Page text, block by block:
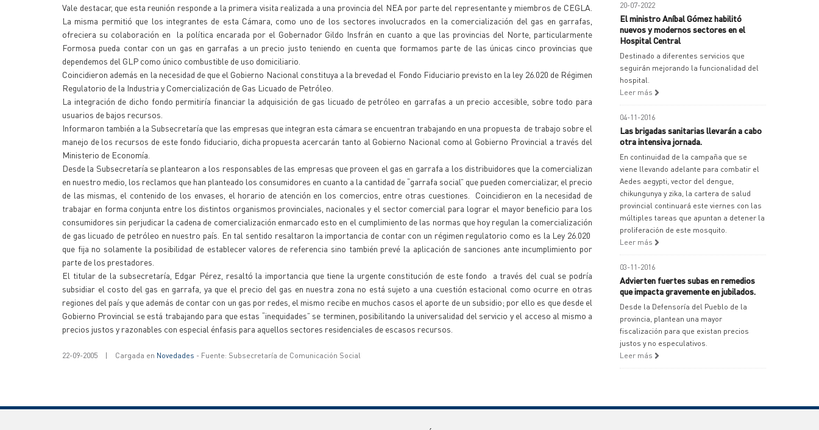
Vale destacar, que esta reunión responde a la primera visita realizada a una provincia del NEA por parte del representante y miembros de CEGLA.
La misma permitió que los integrantes de esta Cámara, como uno de los sectores involucrados en la comercialización del gas en garrafas,
ofreciera su colaboración en la política encarada por el Gobernador Gildo Insfrán en cuanto a que las provincias del Norte, particularmente
Formosa pueda contar con un gas en garrafas a un precio justo teniendo en cuenta que formamos parte de las únicas cinco provincias que
dependemos del GLP como único combustible de uso domiciliario.
Coincidieron además en la necesidad de que el Gobierno Nacional constituya a la brevedad el Fondo Fiduciario previsto en la ley 26.020 de Régimen
Regulatorio de la Industria y Comercialización de Gas Licuado de Petróleo.
La integración de dicho fondo permitiría financiar la adquisición de gas licuado de petróleo en garrafas a un precio accesible, sobre todo para
usuarios de bajos recursos.
Informaron también a la Subsecretaría que las empresas que integran esta cámara se encuentran trabajando en una propuesta de trabajo sobre el
manejo de los recursos de este fondo fiduciario, dicha propuesta acercarán tanto al Gobierno Nacional como al Gobierno Provincial a través del
Ministerio de Economía.
Desde la Subsecretaría se plantearon a los responsables de las empresas que proveen el gas en garrafa a los distribuidores que la comercializan
en nuestro medio, los reclamos que han planteado los consumidores en cuanto a la cantidad de “garrafa social” que pueden comercializar, el precio
de las mismas, el contenido de los envases, el horario de atención en los comercios, entre otras cuestiones. Coincidieron en la necesidad de
trabajar en forma conjunta entre los distintos organismos provinciales, nacionales y el sector comercial para lograr el mayor beneficio para los
consumidores sin perjudicar la cadena de comercialización enmarcado esto en el cumplimiento de las normas que hoy regulan la comercialización
de gas licuado de petróleo en nuestro país. En tal sentido resaltaron la importancia de contar con un régimen regulatorio como es la Ley 26.020
que fija no solamente la posibilidad de establecer valores de referencia sino también prevé la aplicación de sanciones ante incumplimiento por
parte de los prestadores.
El titular de la subsecretaría, Edgar Pérez, resaltó la importancia que tiene la urgente constitución de este fondo a través del cual se podría
subsidiar el costo del gas en garrafa, ya que el precio del gas en nuestra zona no está sujeto a una cuestión estacional como ocurre en otras
regiones del país y que además de contar con un gas por redes, el mismo recibe en muchos casos el aporte de un subsidio; por ello es que desde el
Gobierno Provincial se está trabajando para que estas “inequidades” se terminen, posibilitando la universalidad del servicio y el acceso al mismo a
precios justos y razonables con especial énfasis para aquellos sectores residenciales de escasos recursos.
22-09-2005 | Cargada en Novedades - Fuente: Subsecretaría de Comunicación Social
20-07-2022
El ministro Aníbal Gómez habilitó
nuevos y modernos sectores en el
Hospital Central
Destinado a diferentes servicios que
seguirán mejorando la funcionalidad del
hospital.
Leer más
04-11-2016
Las brigadas sanitarias llevarán a cabo
otra intensiva jornada.
En continuidad de la campaña que se
viene llevando adelante para combatir el
Aedes aegypti, vector del dengue,
chikungunya y zika, la cartera de salud
provincial continuará este viernes con las
múltiples tareas que apuntan a detener la
proliferación de este mosquito.
Leer más
03-11-2016
Advierten fuertes subas en remedios
que impacta gravemente en jubilados.
Desde la Defensoría del Pueblo de la
provincia, plantean una mayor
fiscalización para que existan precios
justos y no especulativos.
Leer más